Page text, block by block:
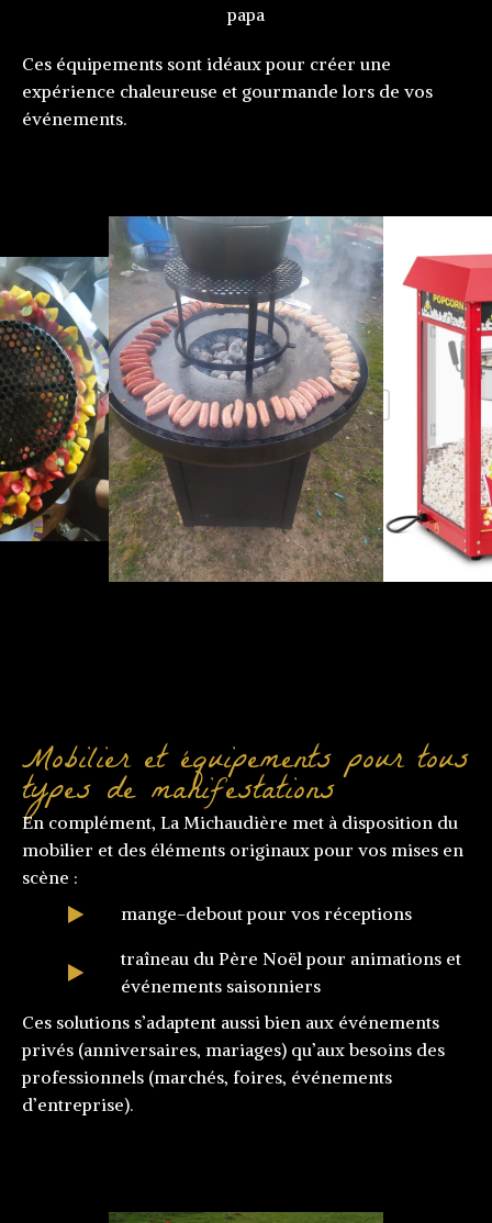
papa
Ces équipements sont idéaux pour créer une
expérience chaleureuse et gourmande lors de vos
événements.
Mobilier et équipements pour tous
types de manifestations
En complément, La Michaudière met à disposition du
mobilier et des éléments originaux pour vos mises en
scène :
mange-debout pour vos réceptions
traîneau du Père Noël pour animations et
événements saisonniers
Ces solutions s’adaptent aussi bien aux événements
privés (anniversaires, mariages) qu’aux besoins des
professionnels (marchés, foires, événements
d’entreprise).